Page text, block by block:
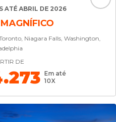
ATÉ ABRIL DE 2026
Niagara Falls, Washington,
DE
Em até
10X